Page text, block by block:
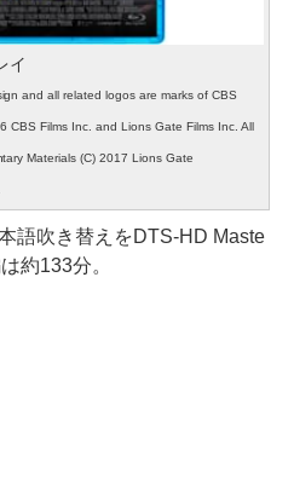
イ
and all related logos are marks of CBS
CBS Films Inc. and Lions Gate Films Inc. All
Materials (C) 2017 Lions Gate
語吹き替えをDTS-HD Maste
約133分。